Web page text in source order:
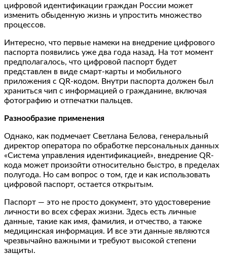
цифровой идентификации граждан России может
изменить обыденную жизнь и упростить множество
процессов.
Интересно, что первые намеки на внедрение цифрового
паспорта появились уже два года назад. На тот момент
предполагалось, что цифровой паспорт будет
представлен в виде смарт-карты и мобильного
приложения с QR-кодом. Внутри паспорта должен был
храниться чип с информацией о гражданине, включая
фотографию и отпечатки пальцев.
Разнообразие применения
Однако, как подмечает Светлана Белова, генеральный
директор оператора по обработке персональных данных
«Система управления идентификацией», внедрение QR-
кода может произойти относительно быстро, в пределах
полугода. Но сам вопрос о том, где и как использовать
цифровой паспорт, остается открытым.
Паспорт — это не просто документ, это удостоверение
личности во всех сферах жизни. Здесь есть личные
данные, такие как имя, фамилия, и отчество, а также
медицинская информация. И все эти данные являются
чрезвычайно важными и требуют высокой степени
защиты.